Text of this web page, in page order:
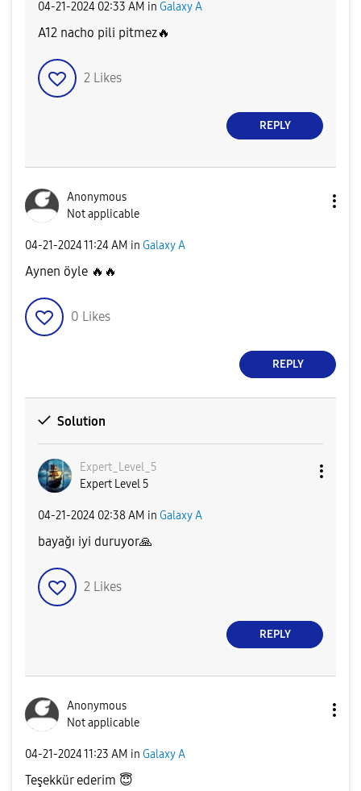
‎04-21-2024 02:33 AM in Galaxy A
A12 nacho pili pitmez🔥
2 Likes
REPLY
Anonymous
Not applicable
‎04-21-202411:24 AM in Galaxy A
Aynen öyle 🔥 🔥
0 Likes
REPLY
Solution
Expert_Level_5
Expert Level 5
‎04-21-2024 02:38 AM in Galaxy A
bayağı iyi duruyor🙏
2 Likes
REPLY
Anonymous
Not applicable
‎04-21-202411:23 AM in Galaxy A
Teşekkür ederim 😇